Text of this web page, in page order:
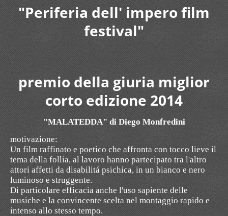
"Periferia dell' impero film
festival"
premio della giuria miglior
corto edizione 2014
"MALATEDDA" di Diego Monfredini
motivazione:
Un film raffinato e poetico che affronta con tocco lieve il
tema della follia, al lavoro hanno partecipato tra l'altro
attori affetti da disabilitá psichica, in un bianco e nero
luminoso e struggente.
Di particolare efficacia anche l'uso sapiente delle
musiche e la convincente scelta nel montaggio rapido e
intenso allo stesso tempo.